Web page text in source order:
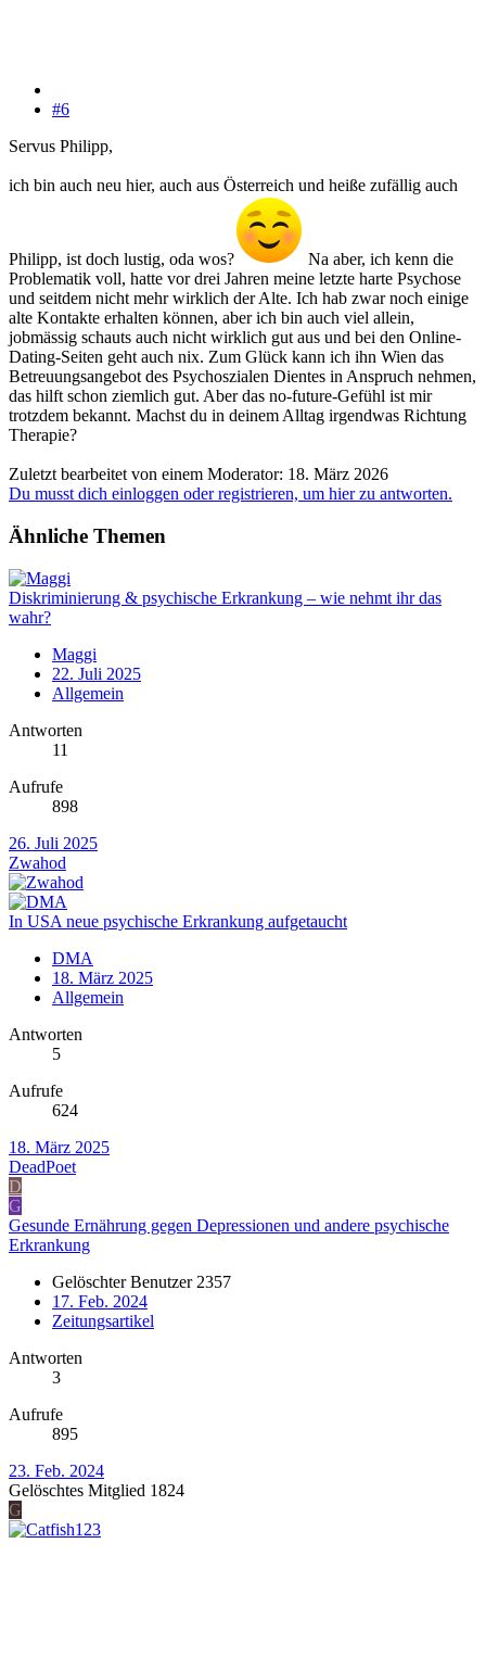
#6
Servus Philipp,
ich bin auch neu hier, auch aus Österreich und heiße zufällig auch
Philipp, ist doch lustig, oda wos?
Na aber, ich kenn die
Problematik voll, hatte vor drei Jahren meine letzte harte Psychose
und seitdem nicht mehr wirklich der Alte. Ich hab zwar noch einige
alte Kontakte erhalten können, aber ich bin auch viel allein,
jobmässig schauts auch nicht wirklich gut aus und bei den Online-
Dating-Seiten geht auch nix. Zum Glück kann ich ihn Wien das
Betreuungsangebot des Psychoszialen Dientes in Anspruch nehmen,
das hilft schon ziemlich gut. Aber das no-future-Gefühl ist mir
trotzdem bekannt. Machst du in deinem Alltag irgendwas Richtung
Therapie?
Zuletzt bearbeitet von einem Moderator: 18. März 2026
Du musst dich einloggen oder registrieren, um hier zu antworten.
Ähnliche Themen
Diskriminierung & psychische Erkrankung – wie nehmt ihr das
wahr?
Maggi
22. Juli 2025
Allgemein
Antworten
11
Aufrufe
898
26. Juli 2025
Zwahod
In USA neue psychische Erkrankung aufgetaucht
DMA
18. März 2025
Allgemein
Antworten
5
Aufrufe
624
18. März 2025
DeadPoet
D
G
Gesunde Ernährung gegen Depressionen und andere psychische
Erkrankung
Gelöschter Benutzer 2357
17. Feb. 2024
Zeitungsartikel
Antworten
3
Aufrufe
895
23. Feb. 2024
Gelöschtes Mitglied 1824
G